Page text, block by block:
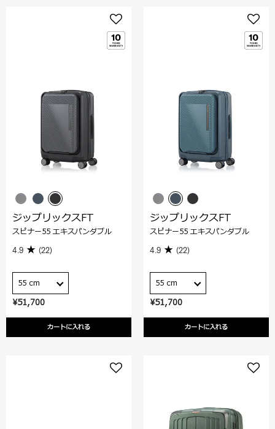
¥51,700
カートに入れる
ジップリックスFT
スピナー55 エキスパンダブル
4.9 (22)
55 cm
¥51,700
カートに入れる
ジップリックスFT
スピナー55 エキスパンダブル
4.9 (22)
55 cm